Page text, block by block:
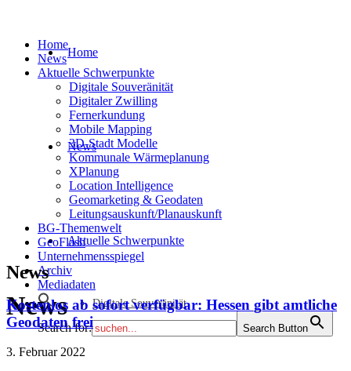
Home
News
Aktuelle Schwerpunkte
Digitale Souveränität
Home
News
Aktuelle Schwerpunkte
Digitale Souveränität
Digitaler Zwilling
Fernerkundung
Mobile Mapping
3D-Stadt Modelle
Kommunale Wärmeplanung
XPlanung
Location Intelligence
Geomarketing & Geodaten
Leitungsauskunft/Planauskunft
BG-Themenwelt
GeoFlash
Unternehmensspiegel
Archiv
Mediadaten
Search for: Search Button
News
News
Kostenlos ab sofort verfügbar: Hessen gibt amtliche
Geodaten frei
3. Februar 2022